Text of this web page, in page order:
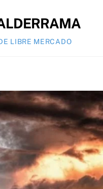
LIBRE MERCADO